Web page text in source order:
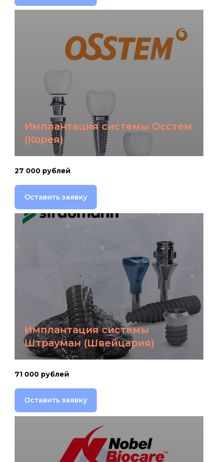
Имплантация системы Осстем
(Корея)
27 000 рублей
Оставить заявку
Имплантация системы
Штрауман (Швейцария)
71 000 рублей
Оставить заявку